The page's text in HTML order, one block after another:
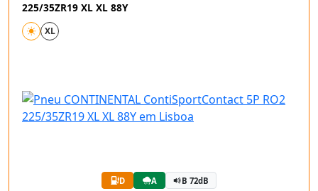
225/35ZR19 XL XL 88Y
XL
D A B 72dB